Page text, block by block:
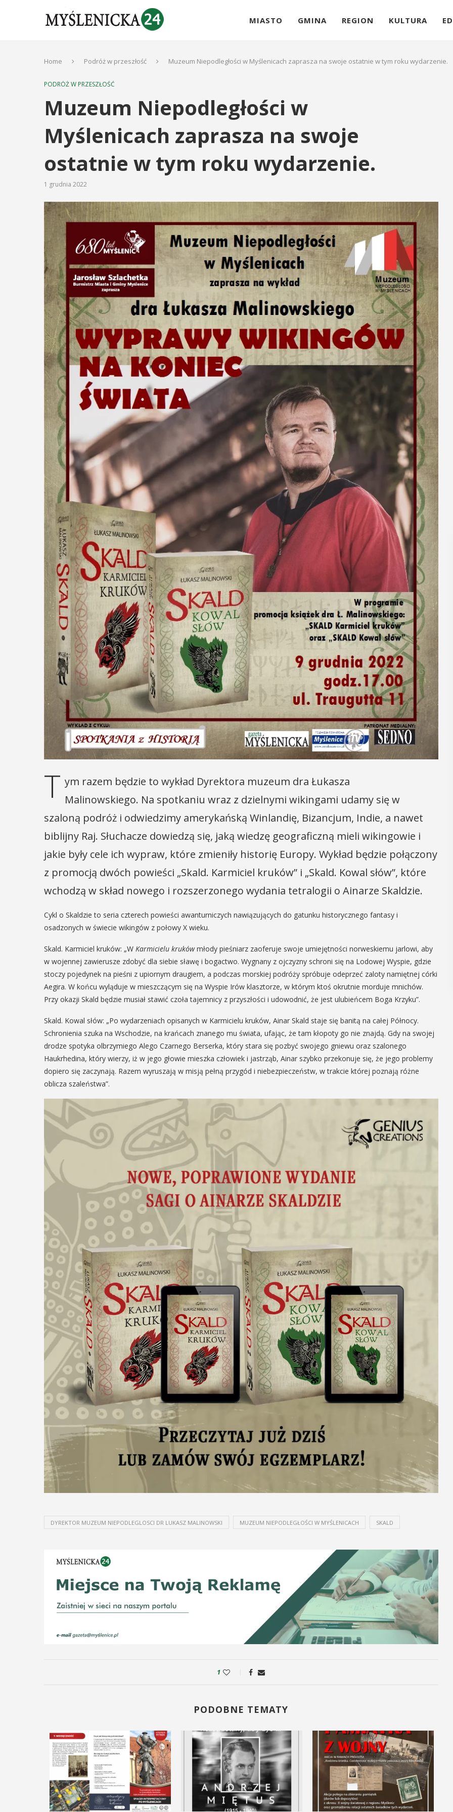
MIASTO GMINA REGION KULTURA
Home Podróż w przeszłość Muzeum Niepodległości w Myślenicach zaprasza na swoje ostatnie w tym roku wydarzenie.
PODRÓŻ W PRZESZŁOŚĆ
Muzeum Niepodległości w
Myślenicach zaprasza na swoje
ostatnie w tym roku wydarzenie.
1 grudnia 2022
T ym razem będzie to wykład Dyrektora muzeum dra Łukasza
Malinowskiego. Na spotkaniu wraz z dzielnymi wikingami udamy się w
szaloną podróż i odwiedzimy amerykańską Winlandię, Bizancjum, Indie, a nawet
biblijny Raj. Słuchacze dowiedzą się, jaką wiedzę geograficzną mieli wikingowie i
jakie były cele ich wypraw, które zmieniły historię Europy. Wykład będzie połączony
z promocją dwóch powieści „Skald. Karmiciel kruków” i „Skald. Kowal słów”, które
wchodzą w skład nowego i rozszerzonego wydania tetralogii o Ainarze Skaldzie.
Cykl o Skaldzie to seria czterech powieści awanturniczych nawiązujących do gatunku historycznego fantasy i
osadzonych w świecie wikingów z połowy X wieku.
Skald. Karmiciel kruków: „W Karmicielu krukówmłody pieśniarz zaoferuje swoje umiejętności norweskiemu jarlowi, aby
w wojennej zawierusze zdobyć dla siebie sławę i bogactwo. Wygnany z ojczyzny schroni się na Lodowej Wyspie, gdzie
stoczy pojedynek na pieśni z upiornym draugiem, a podczas morskiej podróży spróbuje odeprzeć zaloty namiętnej córki
Aegira. W końcu wyląduje w mieszczącym się na Wyspie Irów klasztorze, w którym ktoś okrutnie morduje mnichów.
Przy okazji Skald będzie musiał stawić czoła tajemnicy z przyszłości i udowodnić, że jest ulubieńcem Boga Krzyku”.
Skald. Kowal słów: „Po wydarzeniach opisanych w Karmicielu kruków, Ainar Skald staje się banitą na całej Północy.
Schronienia szuka na Wschodzie, na krańcach znanego mu świata, ufając, że tam kłopoty go nie znajdą. Gdy na swojej
drodze spotyka olbrzymiego Alego Czarnego Berserka, który stara się pozbyć swojego gniewu oraz szalonego
Haukrhedina, który wierzy, iż w jego głowie mieszka człowiek i jastrząb, Ainar szybko przekonuje się, że jego problemy
dopiero się zaczynają. Razem wyruszają w misją pełną przygód i niebezpieczeństw, w trakcie której poznają różne
oblicza szaleństwa”.
DYREKTOR MUZEUM NIEPODLEGLOSCI DR LUKASZ MALINOWSKI MUZEUM NIEPODLEGŁOŚCI W MYŚLENICACH SKALD
1
PODOBNE TEMATY
i
wakacji, czyli 29-30
Myślenicach odbędzie się
Turnieju Myślimira.
w Myślenicach
12 MAJ
16:00 - 17:30
Spotkanie
Seniorów w
Jaworniku
Podczas majowego spotkania seniorzy
będą mieli wyjątkową okazję
przygotować się na nadchodzące lato,
wykonane własnoręcznie. Uuczestnicy
będą proszeni o przyniesienie
POKAŻ SZCZEGÓŁY
15 MAJ
17:00 - 23:00
Noc Muzeów 2026
W piątek 15 maja w Muzeum
Niepodległości w Myślenicach
odbędzie się doroczna Noc Muzeów.
Między godz. 17 a 23 na przybyłych
będą czekały różne atrakcje. Program ...
POKAŻ SZCZEGÓŁY